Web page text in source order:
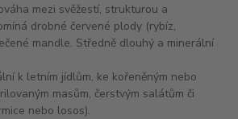
mezi svěžestí, strukturou a
drobné červené plody (rybíz,
mandle. Středně dlouhý a minerální
k letním jídlům, ke kořeněným nebo
masům, čerstvým salátům či
nebo losos).